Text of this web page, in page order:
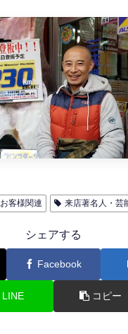
お客様関連 来店著名人・芸
シェアする
Facebook
LINE コピー